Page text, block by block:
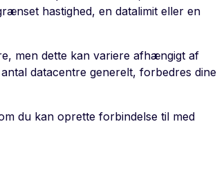
hastighed, en datalimit eller en
men dette kan variere afhængigt af
datacentre generelt, forbedres dine
du kan oprette forbindelse til med